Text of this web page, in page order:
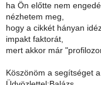
ha Ön előtte nem
nézhetem meg,
hogy a cikkét hányan
impakt faktorát,
mert akkor már
Köszönöm a segítséget